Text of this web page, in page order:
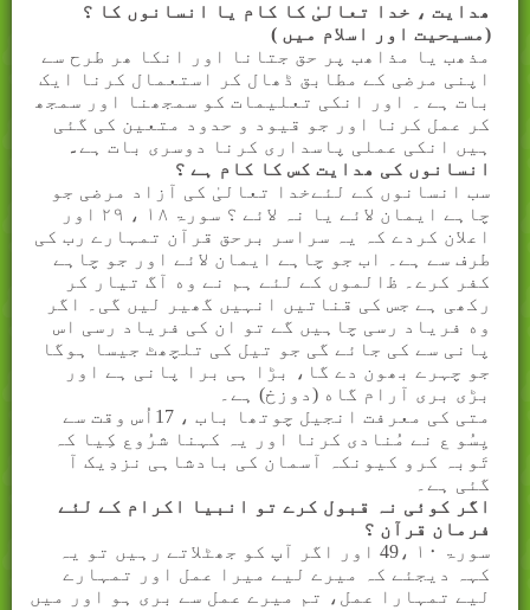
ھدایت ، خدا تعالیٰ کا کام یا انسانوں کا ؟
(مسیحیت اور اسلام میں )
مذھب یا مذاھب پر حق جتانا اور انکا ھر طرح سے
اپنی مرضی کے مطابق ڈھال کر استعمال کرنا ایک
بات ہے ۔ اور انکی تعلیمات کو سمجھنا اور سمجھ
کر عمل کرنا اور جو قیود و حدود متعین کی گئی
ہیں انکی عملی پاسداری کرنا دوسری بات ہے ۔
انسانوں کی ھدایت کس کا کام ہے ؟
سب انسانوں کے لئےخدا تعالیٰ کی آزاد مرضی جو
چاہے ایمان لائے یا نہ لائے ؟ سورۃ ۱۸ ، ۲۹ اور
اعلان کردے کہ یہ سراسر برحق قرآن تمہارے رب کی
طرف سے ہے۔ اب جو چاہے ایمان ﻻ ئے اور جو چاہے
کفر کرے۔
ﻇ الموں کے لئے ہم نے وه آگ تیار کر
رکھی ہے جس کی قناتیں انہیں گھیر لیں گی۔ اگر
وه فریاد رسی چاہیں گے تو ان کی فریاد رسی اس
پانی سے کی جائے گی جو تیل کی تلچھٹ جیسا ہوگا
جو چہرے بھون دے گا، بڑا ہی برا پانی ہے اور
بڑی بری آرام گاه (دوزخ) ہے۔
متی کی معرفت انجیل چوتھا باب ، 17اُس وقت سے
یِسُو ع نے مُنادی کرنا اور یہ کہنا شرُوع کِیا کہ
تَوبہ کرو کیونکہ آسمان کی بادشاہی نزدِیک آ
گئی ہے۔
اگر کوئی نہ قبول کرے تو انبیا اکرام کے لئے
فرمان قرآن ؟
سورۃ
۱۰
،49 اور اگر آپ کو جھٹلاتے رہیں تو یہ
کہہ دیجئے کہ میرے لیے میرا عمل اور تمہارے
لیے تمہارا عمل، تم میرے عمل سے بری ہو اور میں